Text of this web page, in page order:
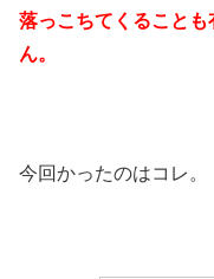
落っこちてくること
ん。
今回かったのはコレ。